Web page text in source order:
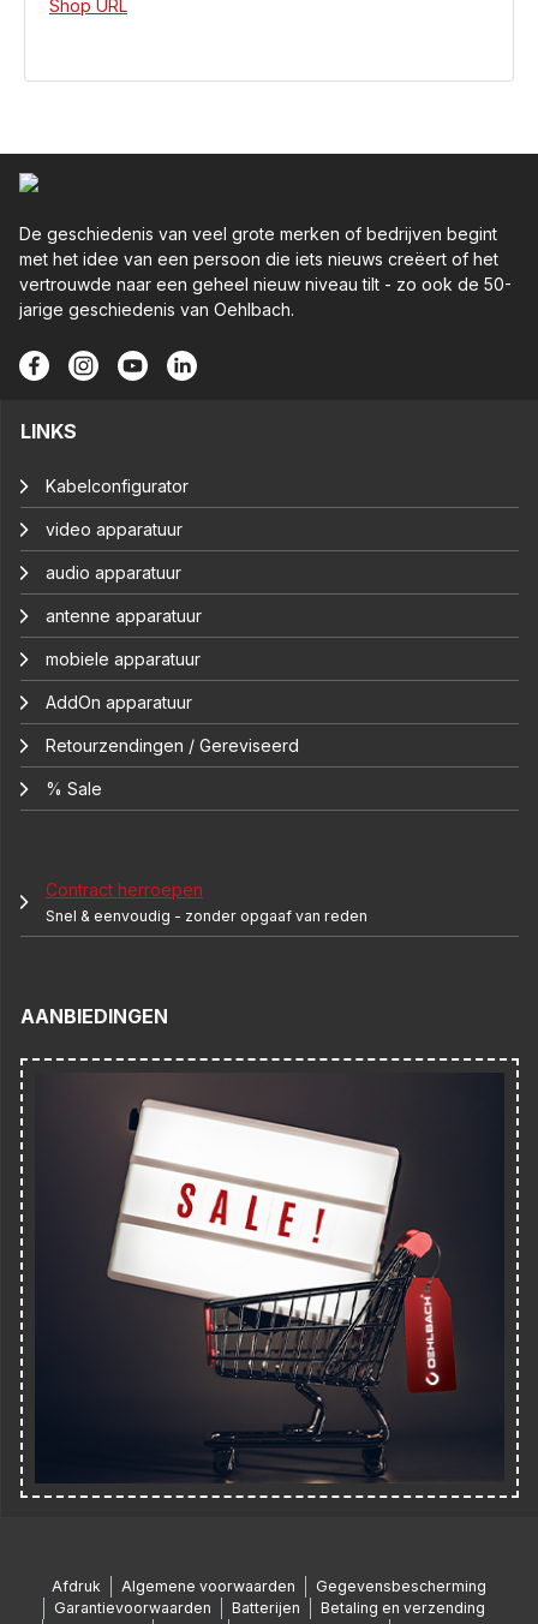
Shop URL
De geschiedenis van veel grote merken of bedrijven begint
met het idee van een persoon die iets nieuws creëert of het
vertrouwde naar een geheel nieuw niveau tilt - zo ook de 50-
jarige geschiedenis van Oehlbach.
LINKS
Kabelconfigurator
video apparatuur
audio apparatuur
antenne apparatuur
mobiele apparatuur
AddOn apparatuur
Retourzendingen / Gereviseerd
% Sale
Contract herroepen
Snel & eenvoudig - zonder opgaaf van reden
AANBIEDINGEN
Afdruk Algemene voorwaarden
Gegevensbescherming
Garantievoorwaarden
Batterijen
Betaling en verzending